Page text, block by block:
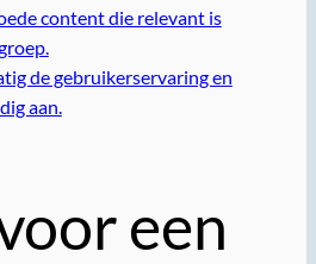
content die relevant is
de gebruikerservaring en
aan.
een